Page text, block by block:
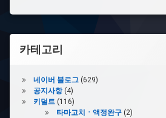
카테고리
네이버 블로그(629)
공지사항(4)
키덜트(116)
타마고치ㆍ액정완구(2)